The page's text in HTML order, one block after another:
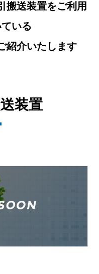
搬送装置をご利用
いる
紹介いたします
装置